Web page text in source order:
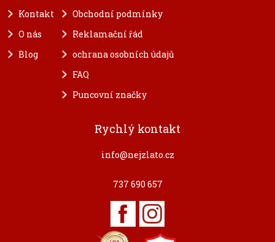
Kontakt
O nás
Blog
Obchodní podmínky
Reklamační řád
ochrana osobních údajů
FAQ
Puncovní značky
Rychlý kontakt
info@nejzlato.cz
737 690 657